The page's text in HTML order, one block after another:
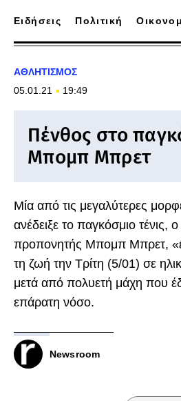
Ειδήσεις Πολιτική
ΑΘΛΗΤΙΣΜΟΣ
05.01.21
19:49
Πένθος στο
Μπομπ Μπρετ
Μία από τις μεγαλύτερες
ανέδειξε το παγκόσμιο τένις,
προπονητής Μπομπ Μπρετ,
τη ζωή την Τρίτη (5/01) σε
μετά από πολυετή μάχη που
επάρατη νόσο.
Newsroom